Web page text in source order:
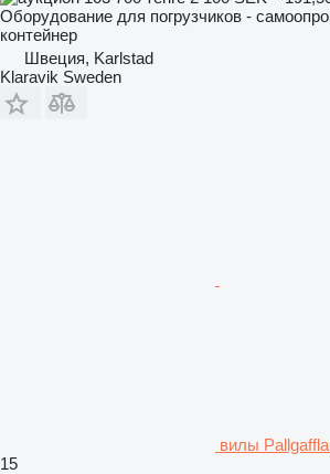
Оборудование для погрузчиков -
контейнер
Швеция, Karlstad
Klaravik Sweden
вилы
15